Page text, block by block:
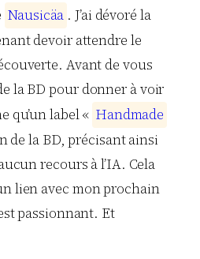
Nausicäa . J’ai dévoré la
devoir attendre le
Avant de vous
la BD pour donner à voir
qu’un label « Handmade
de la BD, précisant ainsi
recours à l’IA. Cela
lien avec mon prochain
passionnant. Et